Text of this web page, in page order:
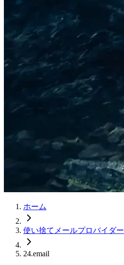
ホーム
使い捨てメールプロバイダー
24.email